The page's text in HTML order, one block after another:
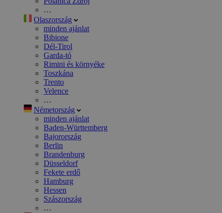
…
Olaszország
minden ajánlat
Bibione
Dél-Tirol
Garda-tó
Rimini és környéke
Toszkána
Trento
Velence
…
Németország
minden ajánlat
Baden-Württemberg
Bajorország
Berlin
Brandenburg
Düsseldorf
Fekete erdő
Hamburg
Hessen
Szászország
…